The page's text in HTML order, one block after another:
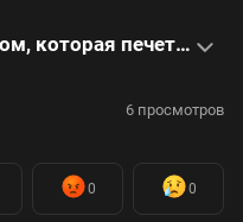
Видеоинтервью с кондитером, которая печет парящие торты
6 просмотров
0 0